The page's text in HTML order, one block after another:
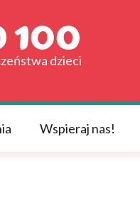
dzieci
Wspieraj nas!